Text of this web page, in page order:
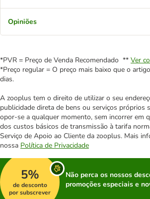
Opiniões
*PVR = Preço de Venda Recomendado ** Ver
*Preço regular = O preço mais baixo que o
dias.
A zooplus tem o direito de utilizar o seu
publicidade direta de bens ou serviços próprios
opor-se a qualquer momento, sem incorrer em
dos custos básicos de transmissão à tarifa
Serviço de Apoio ao Cliente da zooplus. Mais
nossa Política de Privacidade
5%
de desconto
por subscrever
Não perca os nossos
promoções especiais e